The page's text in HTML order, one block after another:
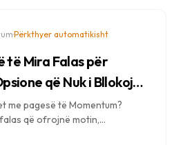
·Përkthyer automatikisht
Mira Falas për
që Nuk i Bllokojnë
me pagesë të Momentum?
që ofrojnë motin,